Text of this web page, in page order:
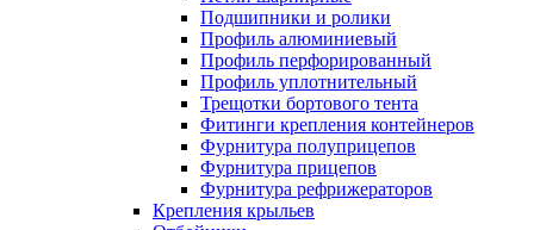
Подшипники и ролики
Профиль алюминиевый
Профиль перфорированный
Профиль уплотнительный
Трещотки бортового тента
Фитинги крепления контейнеров
Фурнитура полуприцепов
Фурнитура прицепов
Фурнитура рефрижераторов
Крепления крыльев